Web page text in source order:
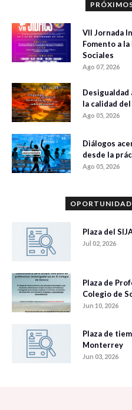
VII Jornada
Fomento a
Sociales
Ago 07, 2026
la calidad
Ago 05, 2026
Diálogos
desde la
Ago 05, 2026
Plaza del
Jul 02, 2026
Plaza de
Colegio de
Jun 10, 2026
Plaza de
Monterrey
Jun 03, 2026